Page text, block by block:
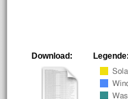
Legende:
Download: